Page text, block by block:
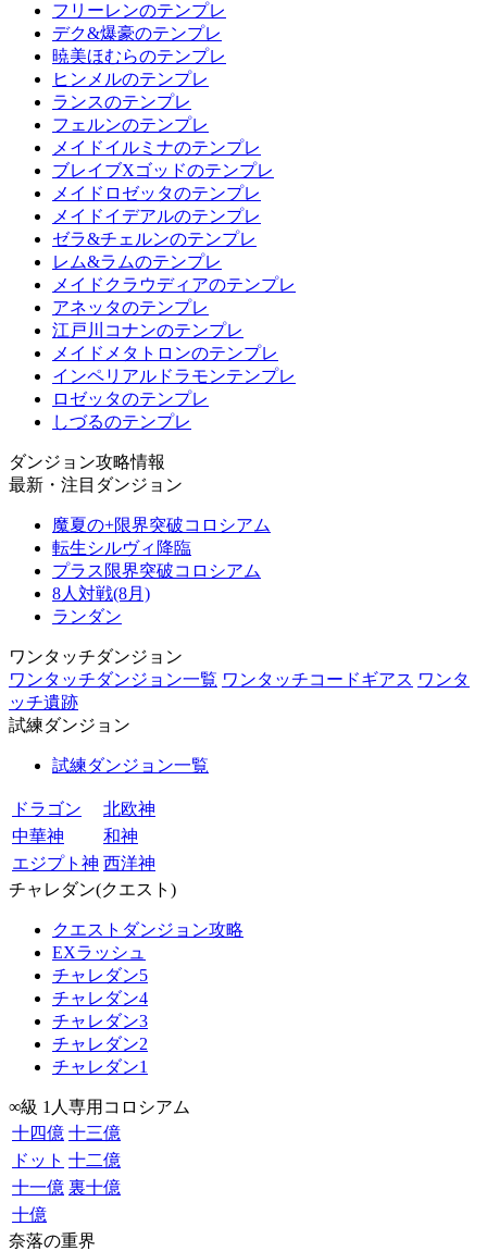
フリーレンのテンプレ
デク&爆豪のテンプレ
暁美ほむらのテンプレ
ヒンメルのテンプレ
ランスのテンプレ
フェルンのテンプレ
メイドイルミナのテンプレ
ブレイブXゴッドのテンプレ
メイドロゼッタのテンプレ
メイドイデアルのテンプレ
ゼラ&チェルンのテンプレ
レム&ラムのテンプレ
メイドクラウディアのテンプレ
アネッタのテンプレ
江戸川コナンのテンプレ
メイドメタトロンのテンプレ
インペリアルドラモンテンプレ
ロゼッタのテンプレ
しづるのテンプレ
ダンジョン攻略情報
最新・注目ダンジョン
魔夏の+限界突破コロシアム
転生シルヴィ降臨
プラス限界突破コロシアム
8人対戦(8月)
ランダン
ワンタッチダンジョン
ワンタッチダンジョン一覧 ワンタッチコードギアス ワンタ
ッチ遺跡
試練ダンジョン
試練ダンジョン一覧
ドラゴン
北欧神
中華神
和神
エジプト神 西洋神
チャレダン(クエスト)
クエストダンジョン攻略
EXラッシュ
チャレダン5
チャレダン4
チャレダン3
チャレダン2
チャレダン1
∞級 1人専用コロシアム
十四億 十三億
ドット 十二億
十一億 裏十億
十億
奈落の重界